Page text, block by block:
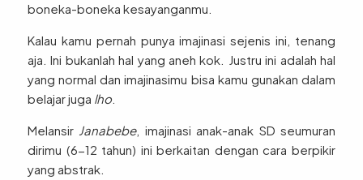
boneka-boneka kesayanganmu.
Kalau kamu pernah punya imajinasi sejenis ini, tenang
aja. Ini bukanlah hal yang aneh kok. Justru ini adalah hal
yang normal dan imajinasimu bisa kamu gunakan dalam
belajar juga lho
Melansir Janabebe, imajinasi anak-anak SD seumuran
dirimu (6-12 tahun) ini berkaitan dengan cara berpikir
yang abstrak.